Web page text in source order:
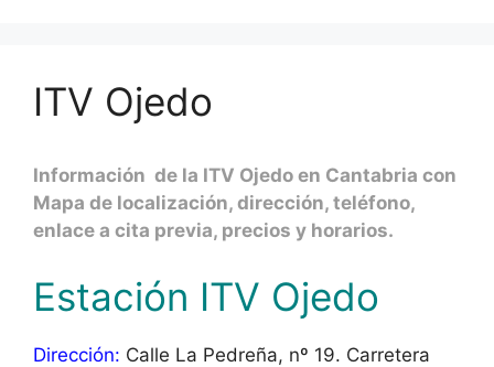
ITV Ojedo
Información de la ITV Ojedo en Cantabria con
Mapa de localización, dirección, teléfono,
enlace a cita previa, precios y horarios.
Estación ITV Ojedo
Dirección: Calle La Pedreña, nº 19. Carretera